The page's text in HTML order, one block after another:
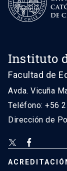
Instituto
Facultad de
Avda. Vicuña
Teléfono: +56
Dirección de